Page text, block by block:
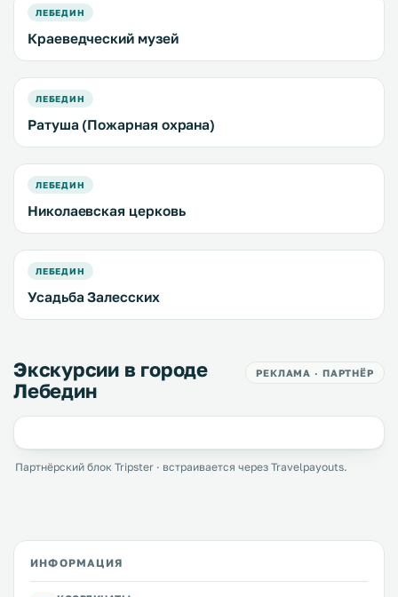
ЛЕБЕДИН
Краеведческий музей
ЛЕБЕДИН
Ратуша (Пожарная охрана)
ЛЕБЕДИН
Николаевская церковь
ЛЕБЕДИН
Усадьба Залесских
Экскурсии в городе
Лебедин
РЕКЛАМА · ПАРТНЁР
Партнёрский блок Tripster · встраивается через Travelpayouts.
ИНФОРМАЦИЯ